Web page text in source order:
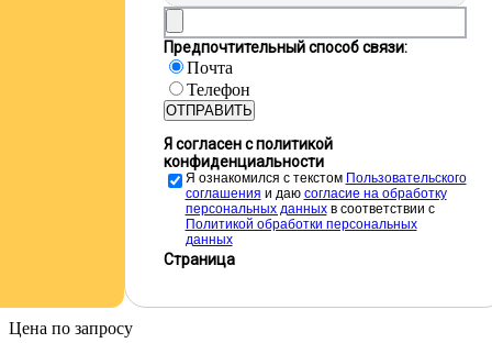
Предпочтительный способ связи:
Почта
Телефон
ОТПРАВИТЬ
Я согласен с политикой
конфиденциальности
Я ознакомился с текстом Пользовательского
соглашения и даю cогласие на обработку
персональных данныхв соответствии с
Политикой обработки персональных
данных
Страница
Цена по запросу